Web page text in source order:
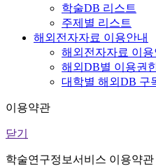
학술DB 리스트
주제별 리스트
해외전자자료 이용안내
해외전자자료 이용
해외DB별 이용권
대학별 해외DB 구
이용약관
닫기
학술연구정보서비스 이용약